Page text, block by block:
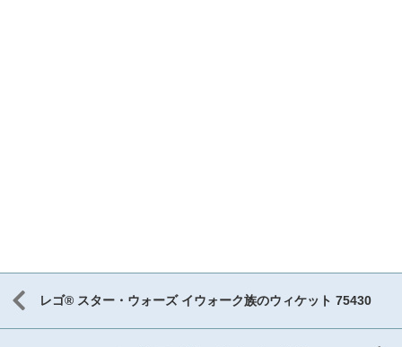
レゴ® スター・ウォーズ イウォーク族のウィケット 75430